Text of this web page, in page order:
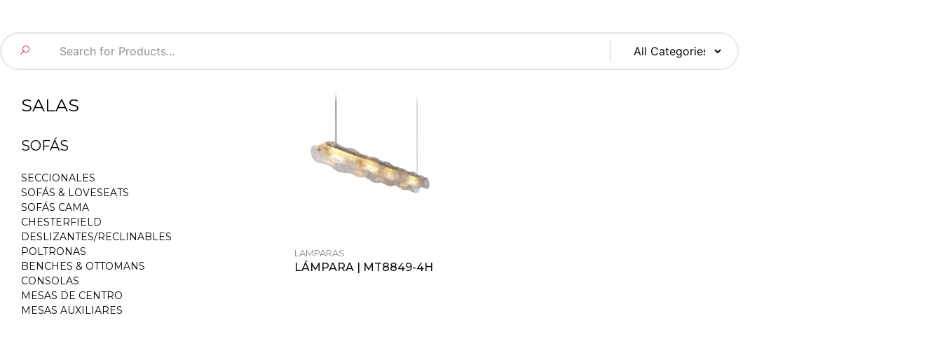
SALAS
SOFÁS
SECCIONALES
SOFÁS & LOVESEATS
SOFÁS CAMA
CHESTERFIELD
DESLIZANTES/RECLINABLES
POLTRONAS
BENCHES & OTTOMANS
CONSOLAS
MESAS DE CENTRO
MESAS AUXILIARES
LAMPARAS
LÁMPARA | MT8849-4H